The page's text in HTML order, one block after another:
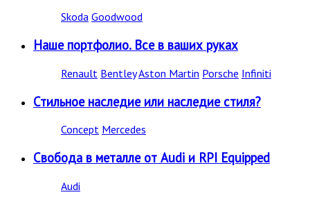
Skoda Goodwood
Наше портфолио. Все в ваших руках
Renault BentleyAston Martin Porsche Infiniti
Стильное наследие или наследие стиля?
Concept Mercedes
Свобода в металле от Audi и RPI Equipped
Audi